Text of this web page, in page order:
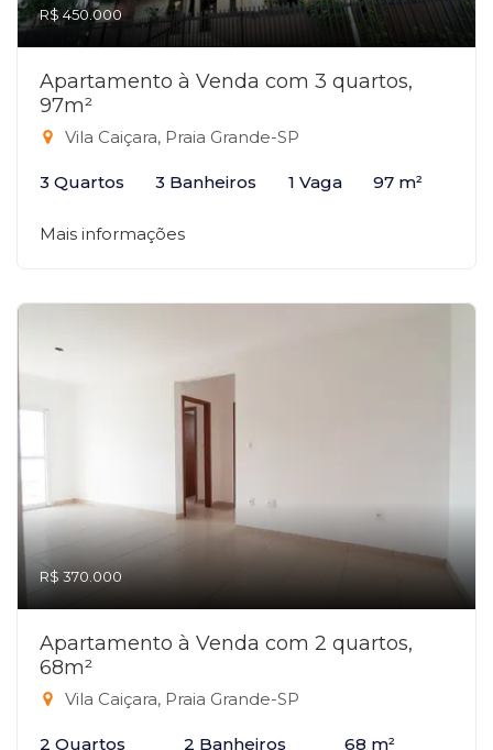
R$ 450.000
Apartamento à Venda com 3 quartos,
97m²
Vila Caiçara, Praia Grande-SP
3 Quartos 3 Banheiros 1 Vaga 97 m²
Mais informações
R$ 370.000
Apartamento à Venda com 2 quartos,
68m²
Vila Caiçara, Praia Grande-SP
2 Quartos 2 Banheiros 68 m²